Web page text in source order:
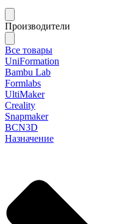
Производители
Все товары
UniFormation
Bambu Lab
Formlabs
UltiMaker
Creality
Snapmaker
BCN3D
Назначение